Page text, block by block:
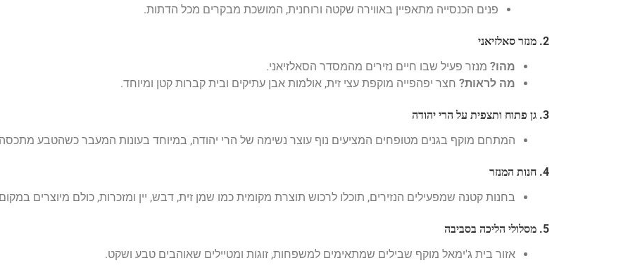
פנים הכנסייה מתאפיין באווירה שקטה ורוחנית, המושכת מבקרים מכל הדתות.
2. מנזר סאלזיאני
מהו? מנזר פעיל שבו חיים נזירים מהמסדר הסאלזיאני.
מה לראות? חצר יפהפייה מוקפת עצי זית, אולמות אבן עתיקים ובית קברות קטן ומיוחד.
3. גן פתוח ותצפית על הרי יהודה
המתחם מוקף בגנים מטופחים המציעים נוף עוצר נשימה של הרי יהודה, במיוחד בעונות המעבר כשהטבע מתכסה
4. חנות המנזר
בחנות קטנה שמפעילים הנזירים, תוכלו לרכוש תוצרת מקומית כמו שמן זית, דבש, יין ומזכרות, כולם מיוצרים
5. מסלולי הליכה בסביבה
אזור בית ג'ימאל מוקף שבילים שמתאימים למשפחות, זוגות ומטיילים שאוהבים טבע ושקט.